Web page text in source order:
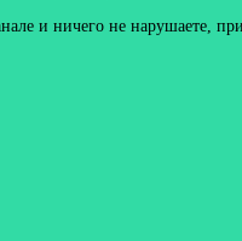
и ничего не нарушаете,